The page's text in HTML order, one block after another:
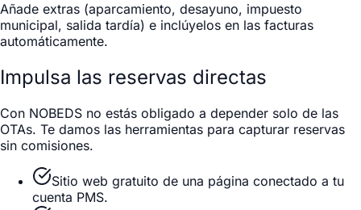
Añade extras (aparcamiento, desayuno, impuesto
municipal, salida tardía) e inclúyelos en las facturas
automáticamente.
Impulsa las reservas directas
Con NOBEDS no estás obligado a depender solo de las
OTAs. Te damos las herramientas para capturar reservas
sin comisiones.
Sitio web gratuito de una página conectado a tu
cuenta PMS.